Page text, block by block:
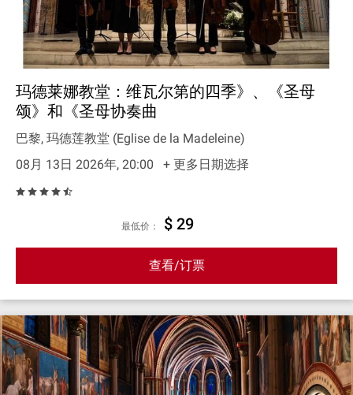
玛德莱娜教堂：维瓦尔第的四季》、《圣母
颂》和《圣母协奏曲
巴黎, 玛德莲教堂 (Eglise de la Madeleine)
08月 13日 2026年, 20:00
+ 更多日期选择
最低价： $ 29
查看/订票